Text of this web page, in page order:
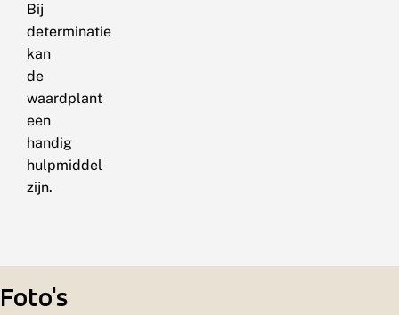
Bij
determinatie
kan
de
waardplant
een
handig
hulpmiddel
zijn.
Foto's